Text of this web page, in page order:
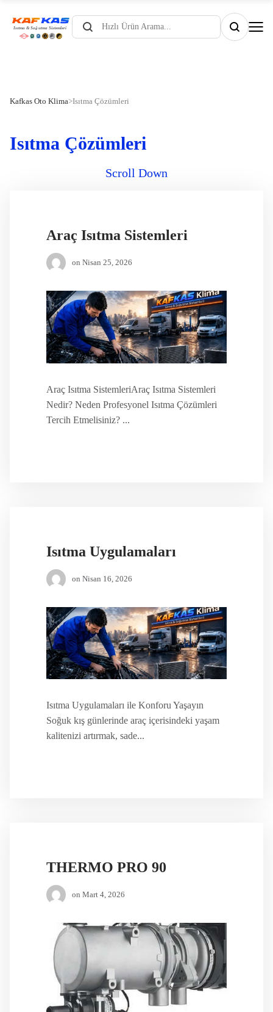
Products
search
Kafkas Oto Klima>Isıtma Çözümleri
Isıtma Çözümleri
Scroll Down
Araç Isıtma Sistemleri
on Nisan 25, 2026
Araç Isıtma SistemleriAraç Isıtma Sistemleri
Nedir? Neden Profesyonel Isıtma Çözümleri
Tercih Etmelisiniz? ...
Isıtma Uygulamaları
on Nisan 16, 2026
Isıtma Uygulamaları ile Konforu Yaşayın
Soğuk kış günlerinde araç içerisindeki yaşam
kalitenizi artırmak, sade...
THERMO PRO 90
on Mart 4, 2026